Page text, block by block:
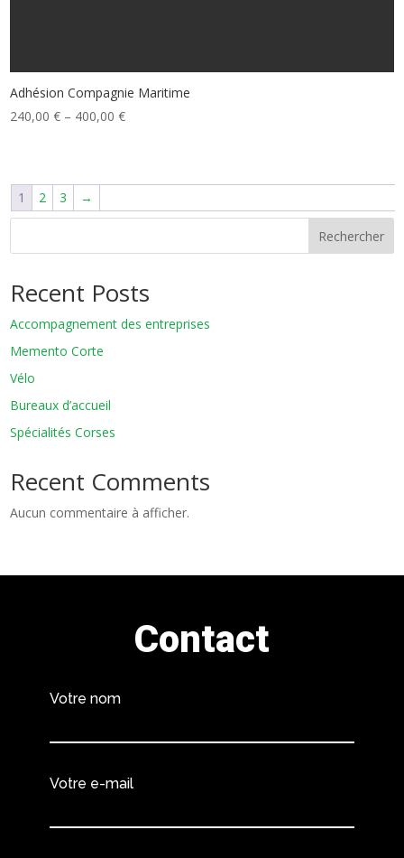
Adhésion Compagnie Maritime
240,00€ – 400,00€
1 2 3 →
Rechercher
Recent Posts
Accompagnement des entreprises
Memento Corte
Vélo
Bureaux d’accueil
Spécialités Corses
Recent Comments
Aucun commentaire à afficher.
Contact
Votre nom
Votre e-mail